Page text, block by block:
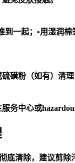
到一起；•用湿润
磺粉（如有）清
务中心或
底清除，建议剪除